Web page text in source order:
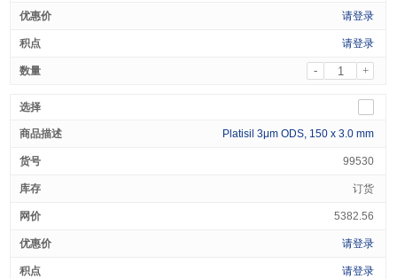
请登录
请登录
- +
Platisil 3μm ODS, 150 x 3.0 mm
99530
订货
5382.56
请登录
请登录